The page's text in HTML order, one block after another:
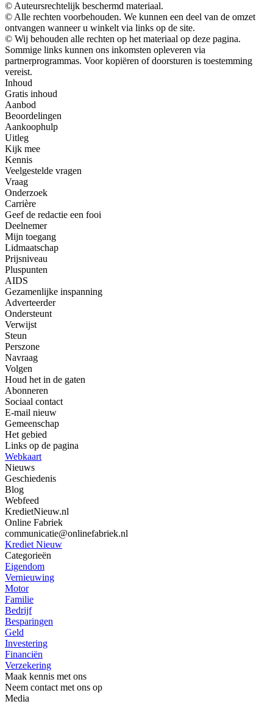
© Auteursrechtelijk beschermd materiaal.
© Alle rechten voorbehouden. We kunnen een deel van de omzet
ontvangen wanneer u winkelt via links op de site.
© Wij behouden alle rechten op het materiaal op deze pagina.
Sommige links kunnen ons inkomsten opleveren via
partnerprogrammas. Voor kopiëren of doorsturen is toestemming
vereist.
Inhoud
Gratis inhoud
Aanbod
Beoordelingen
Aankoophulp
Uitleg
Kijk mee
Kennis
Veelgestelde vragen
Vraag
Onderzoek
Carrière
Geef de redactie een fooi
Deelnemer
Mijn toegang
Lidmaatschap
Prijsniveau
Pluspunten
AIDS
Gezamenlijke inspanning
Adverteerder
Ondersteunt
Verwijst
Steun
Perszone
Navraag
Volgen
Houd het in de gaten
Abonneren
Sociaal contact
E-mail nieuw
Gemeenschap
Het gebied
Links op de pagina
Webkaart
Nieuws
Geschiedenis
Blog
Webfeed
KredietNieuw.nl
Online Fabriek
communicatie@onlinefabriek.nl
Krediet Nieuw
Categorieën
Eigendom
Vernieuwing
Motor
Familie
Bedrijf
Besparingen
Geld
Investering
Financiën
Verzekering
Maak kennis met ons
Neem contact met ons op
Media